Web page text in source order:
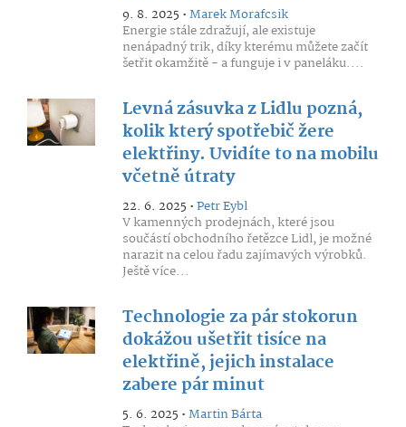
9. 8. 2025 •Marek Morafcsik
Energie stále zdražují, ale existuje
nenápadný trik, díky kterému můžete začít
šetřit okamžitě - a funguje i v paneláku....
Levná zásuvka z Lidlu pozná,
kolik který spotřebič žere
elektřiny. Uvidíte to na mobilu
včetně útraty
22. 6. 2025 •Petr Eybl
V kamenných prodejnách, které jsou
součástí obchodního řetězce Lidl, je možné
narazit na celou řadu zajímavých výrobků.
Ještě více...
Technologie za pár stokorun
dokážou ušetřit tisíce na
elektřině, jejich instalace
zabere pár minut
5. 6. 2025 •Martin Bárta